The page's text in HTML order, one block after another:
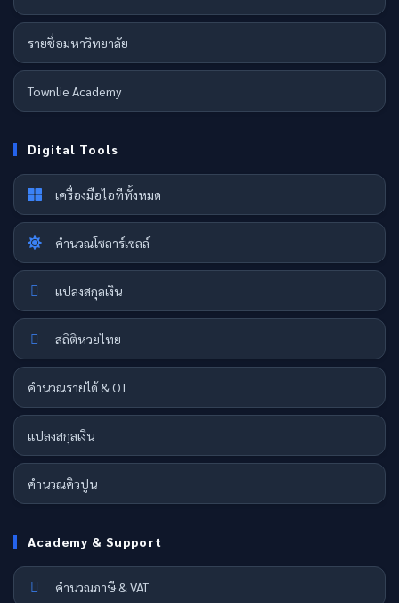
รายชื่อมหาวิทยาลัย
Townlie Academy
Digital Tools
เครื่องมือไอทีทั้งหมด
คำนวณโซลาร์เซลล์
แปลงสกุลเงิน
สถิติหวยไทย
คำนวณรายได้ & OT
แปลงสกุลเงิน
คำนวณคิวปูน
Academy & Support
คำนวณภาษี & VAT